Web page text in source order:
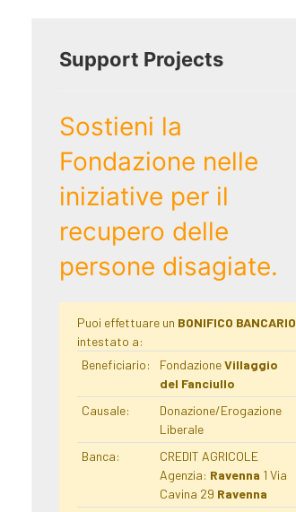
Support Projects
Sostieni la
Fondazione nelle
iniziative per il
recupero delle
persone disagiate.
Puoi effettuare un BONIFICO BANCARIO
intestato a:
Beneficiario:
FondazioneVillaggio
del Fanciullo
Causale:
Donazione/Erogazione
Liberale
Banca:
CREDIT AGRICOLE
Agenzia: Ravenna 1 Via
Cavina 29 Ravenna